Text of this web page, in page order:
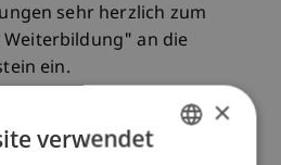
sehr herzlich zum
an die
ein.
Herrn Dipl.-Ing. ETH Adolf
×
verwendet